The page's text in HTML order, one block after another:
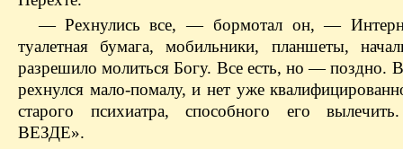
— Рехнулись все, — бормотал он, —
туалетная бумага, мобильники, планшеты,
разрешило молиться Богу. Все есть, но — поздно.
рехнулся мало-помалу, и нет уже
старого психиатра, способного его
ВЕЗДЕ».